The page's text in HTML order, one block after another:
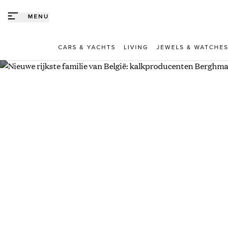
MENU
CARS & YACHTS LIVING JEWELS & WATCHES